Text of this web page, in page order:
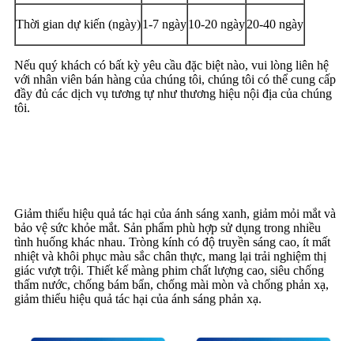
Thời gian dự kiến ​​(ngày)1-7 ngày10-20 ngày20-40 ngày
Nếu quý khách có bất kỳ yêu cầu đặc biệt nào, vui lòng liên hệ
với nhân viên bán hàng của chúng tôi, chúng tôi có thể cung cấp
đầy đủ các dịch vụ tương tự như thương hiệu nội địa của chúng
tôi.
Giảm thiểu hiệu quả tác hại của ánh sáng xanh, giảm mỏi mắt và
bảo vệ sức khỏe mắt. Sản phẩm phù hợp sử dụng trong nhiều
tình huống khác nhau. Tròng kính có độ truyền sáng cao, ít mất
nhiệt và khôi phục màu sắc chân thực, mang lại trải nghiệm thị
giác vượt trội. Thiết kế màng phim chất lượng cao, siêu chống
thấm nước, chống bám bẩn, chống mài mòn và chống phản xạ,
giảm thiểu hiệu quả tác hại của ánh sáng phản xạ.